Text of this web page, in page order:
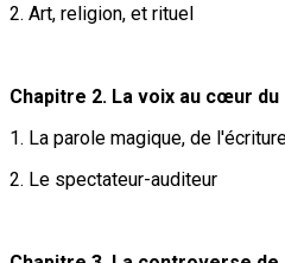
2. Art, religion, et rituel
Chapitre 2. La voix au cœur
1. La parole magique, de
2. Le spectateur-auditeur